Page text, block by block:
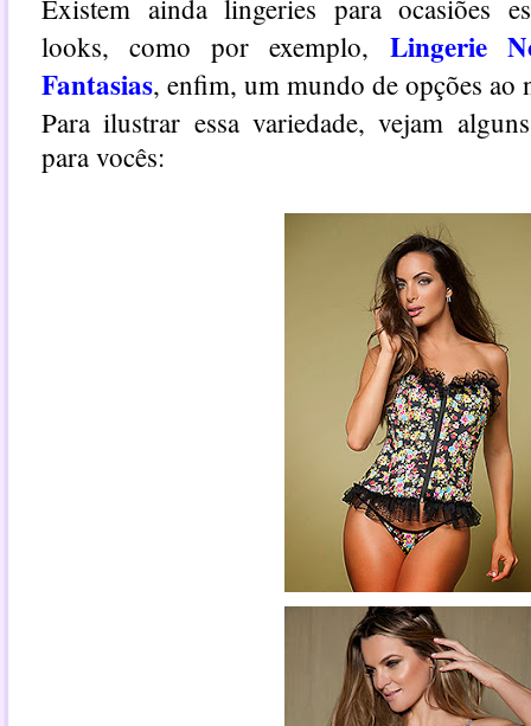
Existem ainda lingeries para ocasiões
looks, como por exemplo, Lingerie
Fantasias, enfim, um mundo de opções ao
Para ilustrar essa variedade, vejam
para vocês: